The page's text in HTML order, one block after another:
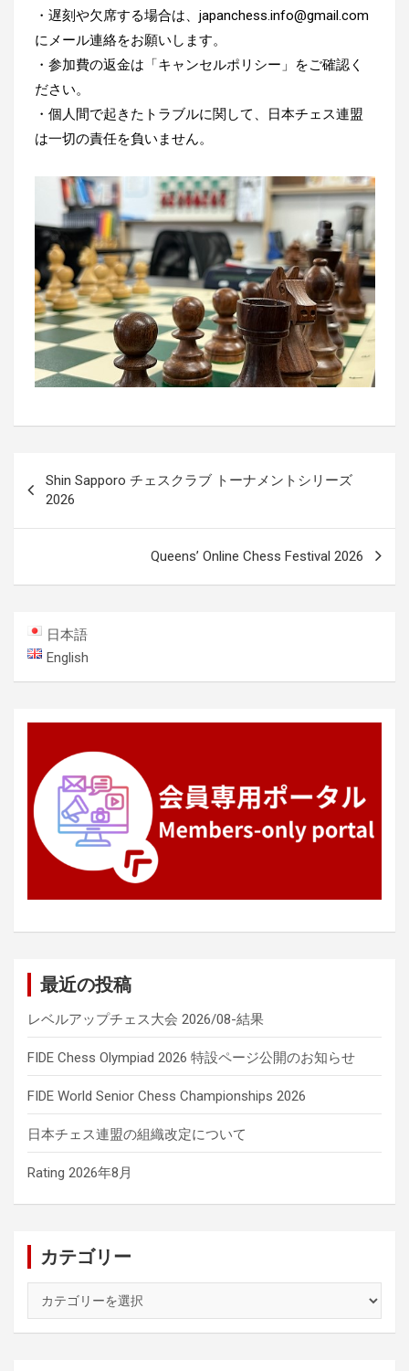
・遅刻や欠席する場合は、japanchess.info@gmail.com
にメール連絡をお願いします。
・参加費の返金は「キャンセルポリシー」をご確認く
ださい。
・個人間で起きたトラブルに関して、日本チェス連盟
は一切の責任を負いません。
稿
ナ
ゲ
シ
Shin Sapporo チェスクラブ トーナメントシリーズ
2026
Queens’ Online Chess Festival 2026
日本語
English
最近の投稿
レベルアップチェス大会 2026/08-結果
FIDE Chess Olympiad 2026 特設ページ公開のお知らせ
FIDE World Senior Chess Championships 2026
日本チェス連盟の組織改定について
Rating 2026年8月
カテゴリー
ゴ